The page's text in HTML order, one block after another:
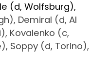
(d, Wolfsburg),
Demiral (d, Al
Kovalenko (c,
Soppy (d, Torino),